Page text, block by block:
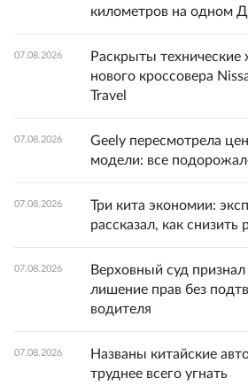
километров на одном
07.08.2026
Раскрыты технические
нового кроссовера
Travel
07.08.2026
Geely пересмотрела
модели: все
07.08.2026
Три кита экономии:
рассказал, как снизить
07.08.2026
Верховный суд
лишение прав без
водителя
07.08.2026
Названы китайские
труднее всего угнать